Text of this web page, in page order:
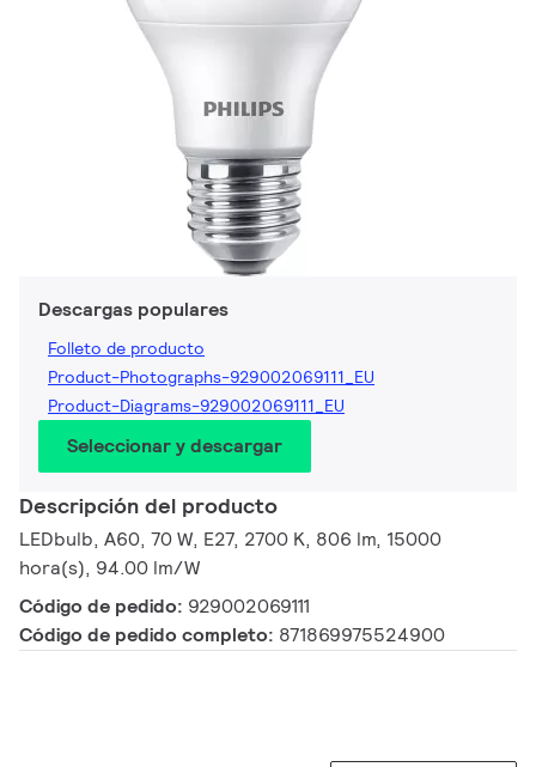
Descargas populares
Folleto de producto
Product-Photographs-929002069111_EU
Product-Diagrams-929002069111_EU
Seleccionar y descargar
Descripción del producto
LEDbulb, A60, 70 W, E27, 2700 K, 806 lm, 15000
hora(s), 94.00 lm/W
Código de pedido: 929002069111
Código de pedido completo: 871869975524900